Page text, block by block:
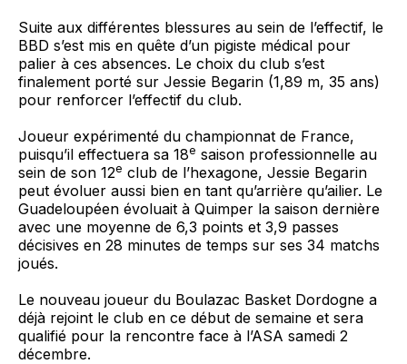
Suite aux différentes blessures au sein de l’effectif, le
BBD s’est mis en quête d’un pigiste médical pour
palier à ces absences. Le choix du club s’est
finalement porté sur Jessie Begarin (1,89 m, 35 ans)
pour renforcer l’effectif du club.
Joueur expérimenté du championnat de France,
puisqu’il effectuera sa 18e saison professionnelle au
sein de son 12e club de l’hexagone, Jessie Begarin
peut évoluer aussi bien en tant qu’arrière qu’ailier. Le
Guadeloupéen évoluait à Quimper la saison dernière
avec une moyenne de 6,3 points et 3,9 passes
décisives en 28 minutes de temps sur ses 34 matchs
joués.
Le nouveau joueur du Boulazac Basket Dordogne a
déjà rejoint le club en ce début de semaine et sera
qualifié pour la rencontre face à l’ASA samedi 2
décembre.